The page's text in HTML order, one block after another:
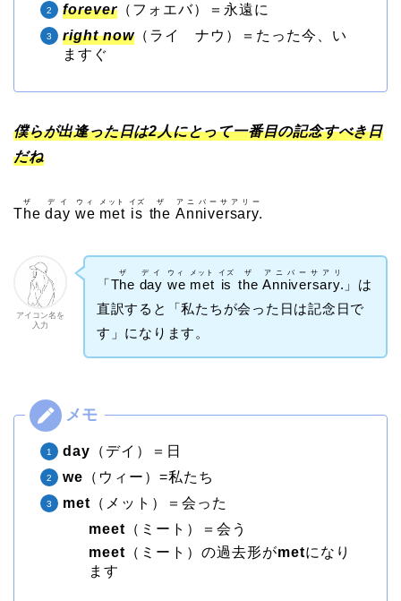
forever （フォエバ）＝永遠に
right now（ライ ナウ）＝たった今、い
ますぐ
僕らが出逢った日は2人にとって一番目の記念すべき日
だね
The
ザ
day
デイ
we
ウィ
met
メット
is
イズ
the
ザ
Anniversary.
アニバーサアリー
アイコン名を
入力
「The
ザ
day
デイ
we
ウィ
met
メット
is
イズ
the
ザ
Anniversary.
アニバーサアリ
」は
直訳すると「私たちが会った日は記念日で
す」になります。
day （デイ）＝日
we （ウィー）=私たち
met （メット）＝会った
meet （ミート）＝会う
meet （ミート）の過去形がmetになり
ます